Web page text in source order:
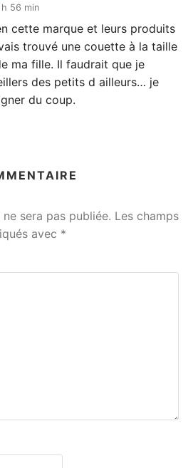
h 56 min
cette marque et leurs produits
trouvé une couette à la taille
ma fille. Il faudrait que je
des petits d ailleurs… je
du coup.
sera pas publiée. Les champs
avec *